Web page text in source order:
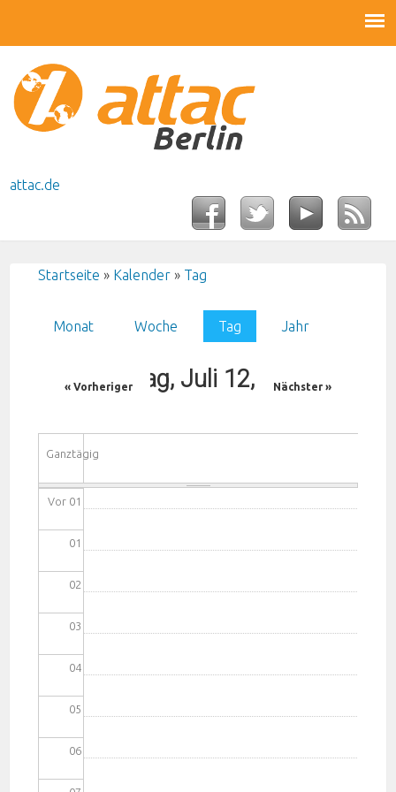
attac.de
Startseite » Kalender » Tag
Monat Woche Tag (aktiver Reiter)
Jahr
Sonntag, Juli 12, 2026
« Vorheriger Nächster »
Ganztägig
Vor 01
01
02
03
04
05
06